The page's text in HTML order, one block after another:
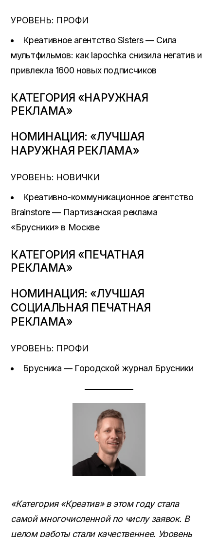
УРОВЕНЬ: ПРОФИ
Креативное агентство Sisters — Сила
мультфильмов: как lapochka снизила негатив и
привлекла 1600 новых подписчиков
КАТЕГОРИЯ «НАРУЖНАЯ
РЕКЛАМА»
НОМИНАЦИЯ: «ЛУЧШАЯ
НАРУЖНАЯ РЕКЛАМА»
УРОВЕНЬ: НОВИЧКИ
Креативно-коммуникационное агентство
Brainstore — Партизанская реклама
«Брусники» в Москве
КАТЕГОРИЯ «ПЕЧАТНАЯ
РЕКЛАМА»
НОМИНАЦИЯ: «ЛУЧШАЯ
СОЦИАЛЬНАЯ ПЕЧАТНАЯ
РЕКЛАМА»
УРОВЕНЬ: ПРОФИ
Брусника — Городской журнал Брусники
«Категория «Креатив» в этом году стала
самой многочисленной по числу заявок. В
целом работы стали качественнее. Уровень